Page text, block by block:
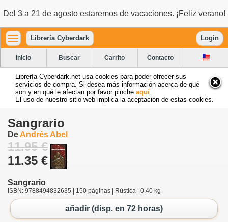
Del 3 a 21 de agosto estaremos de vacaciones. ¡Feliz verano!
Librería Cyberdark Login
Inicio Buscar Carrito Contacto
Librería Cyberdark.net usa cookies para poder ofrecer sus
servicios de compra. Si desea más información acerca de qué
son y en qué le afectan por favor pinche aquí
El uso de nuestro sitio web implica la aceptación de estas cookies.
Sangrario
De Andrés Abel
11.95 €
11.35 €
Sangrario
ISBN: 9788494832635 | 150 páginas | Rústica | 0.40 kg
añadir (disp. en 72 horas)